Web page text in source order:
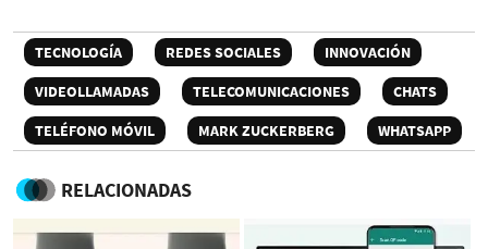
TECNOLOGÍA REDES SOCIALES
INNOVACIÓN
VIDEOLLAMADAS
TELECOMUNICACIONES
CHATS
TELÉFONO MÓVIL
MARK ZUCKERBERG WHATSAPP
RELACIONADAS